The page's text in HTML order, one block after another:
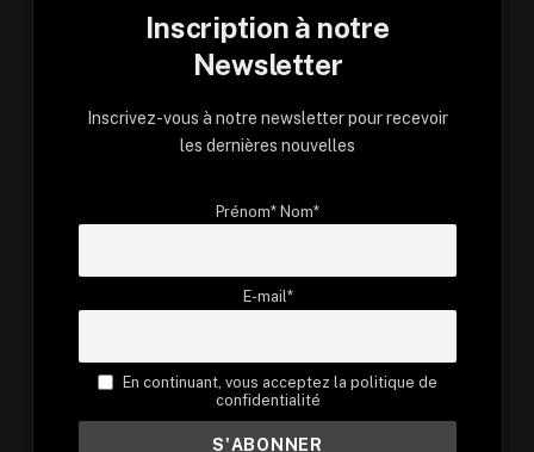
Inscription à notre
Newsletter
Inscrivez-vous à notre newsletter pour recevoir
les dernières nouvelles
Prénom* Nom*
E-mail*
En continuant, vous acceptez la politique de
confidentialité